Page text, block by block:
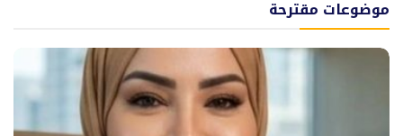
موضوعات مقترحة